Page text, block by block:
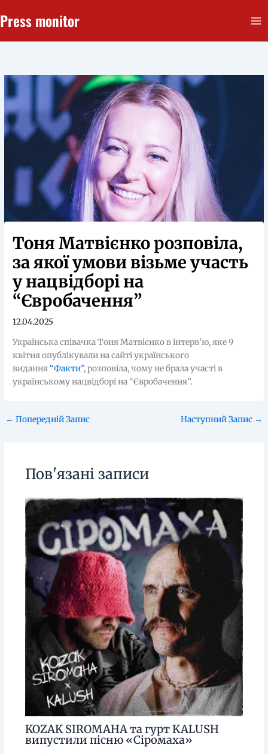
до
Press monitor
Тоня Матвієнко розповіла,
за якої умови візьме участь
у нацвідборі на
“Євробачення”
12.04.2025
Українська співачка Тоня Матвієнко в інтерв’ю, яке 9
квітня опублікували на сайті українського
видання“Факти”, розповіла, чому не брала участі в
українському нацвідборі на “Євробачення”.
← Попередній Запис Наступний Запис →
Пов'язані записи
KOZAK SIROMAHA та гурт KALUSH
випустили пісню «Сіромаха»